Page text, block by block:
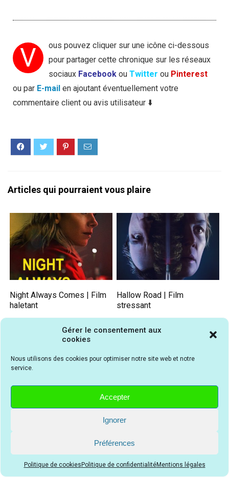
Gérer le consentement aux
cookies
Nous utilisons des cookies pour optimiser notre site web et notre
service.
Accepter
Ignorer
Préférences
Politique de cookies Politique de confidentialitéMentions légales
V
ous pouvez cliquer sur une icône ci-dessous
pour partager cette chronique sur les réseaux
sociaux Facebook ou Twitter ou Pinterest
ou par E-mail en ajoutant éventuellement votre
commentaire client ou avis utilisateur ⬇️
Articles qui pourraient vous plaire
Night Always Comes | Film
haletant
Hallow Road | Film
stressant
captivant